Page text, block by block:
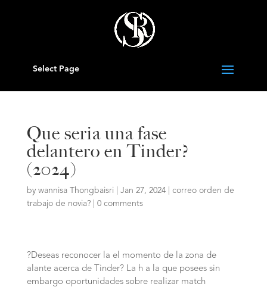
Select Page
Que seria una fase
delantero en Tinder?
(2024)
by wannisa Thongbaisri Jan 27, 2024| correo orden de
trabajo de novia?| 0 comments
?Deseas reconocer la el momento de la zona de
alante acerca de Tinder? La h a la que posees sin
embargo oportunidades sobre realizar match